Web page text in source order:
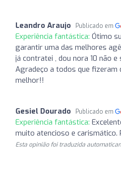
Leandro Araujo Publicado em
Experiência fantástica: Ótimo
garantir uma das melhores
já contratei , dou nora 10 não
Agradeço a todos que fizeram
melhor!!
Gesiel Dourado Publicado em
Experiência fantástica:
muito atencioso e carismático.
Esta opinião foi traduzida